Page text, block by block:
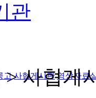
고 사협게시판 영상자료
관
>사협게